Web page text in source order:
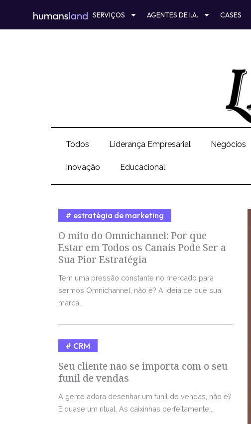
o
SERVIÇOS AGENTES DE I.A. CASES
Todos Liderança Empresarial Negócios
Inovação Educacional
O mito do Omnichannel: Por que
Estar em Todos os Canais Pode Ser a
Sua Pior Estratégia
estratégia de marketing
Tem uma pressão constante no mercado para
sermos Omnichannel, não é? A ideia de que sua
marca...
Seu cliente não se importa com o seu
funil de vendas
CRM
A gente adora desenhar um funil de vendas, não é?
É quase um ritual. As caixinhas perfeitamente...